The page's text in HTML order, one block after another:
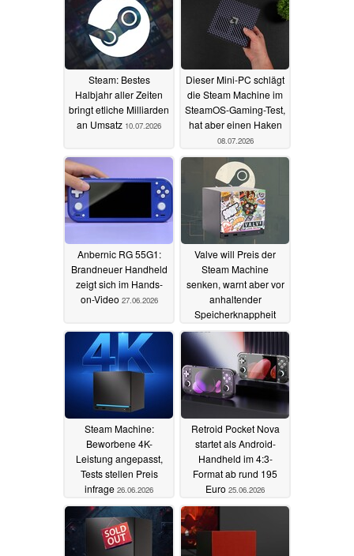
Steam: Bestes
Halbjahr aller Zeiten
bringt etliche Milliarden
an Umsatz 10.07.2026
Dieser Mini-PC schlägt
die Steam Machine im
SteamOS-Gaming-Test,
hat aber einen Haken
08.07.2026
Anbernic RG 55G1:
Brandneuer Handheld
zeigt sich im Hands-
on-Video 27.06.2026
Valve will Preis der
Steam Machine
senken, warnt aber vor
anhaltender
Speicherknappheit
26.06.2026
Steam Machine:
Beworbene 4K-
Leistung angepasst,
Tests stellen Preis
infrage 26.06.2026
Retroid Pocket Nova
startet als Android-
Handheld im 4:3-
Format ab rund 195
Euro 25.06.2026